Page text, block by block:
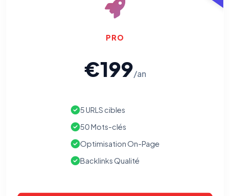
PRO
€199/an
5 URLS cibles
50 Mots-clés
Optimisation On-Page
Backlinks Qualité